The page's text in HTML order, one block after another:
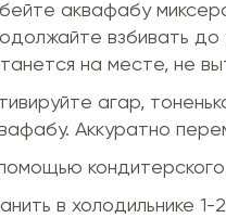
аквафабу
взбивать до
на месте, не
агар,
Аккуратно
в холодильнике 1-